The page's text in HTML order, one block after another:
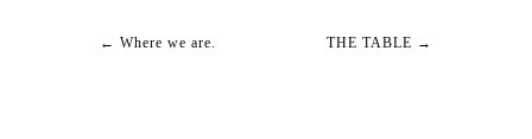
← Where we are. THE TABLE →